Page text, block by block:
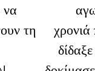
να
τη